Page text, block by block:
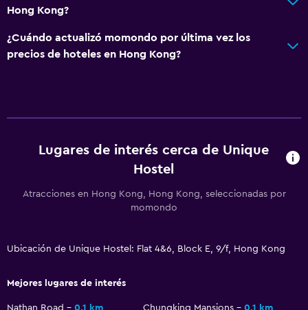
Estacionamiento y transporte
Traslado aeropuerto
Enchufe cerca de la cama
Zona de trabajo
Actividades
Hong Kong?
¿Cuándo actualizó momondo por última vez los
precios de hoteles en Hong Kong?
Lugares de interés cerca de Unique
Hostel
Atracciones en Hong Kong, Hong Kong, seleccionadas por
momondo
Ubicación de Unique Hostel: Flat 4&6, Block E, 9/f, Hong Kong
Mejores lugares de interés
Nathan Road 0,1 km Chungking Mansions
0,1 km